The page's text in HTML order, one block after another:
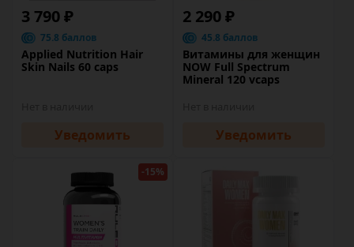
3 790 ₽
75.8 баллов
Applied Nutrition Hair
Skin Nails 60 caps
Уведомить
2 290 ₽
45.8 баллов
Витамины для женщин
NOW Full Spectrum
Mineral 120 vcaps
Уведомить
-15%